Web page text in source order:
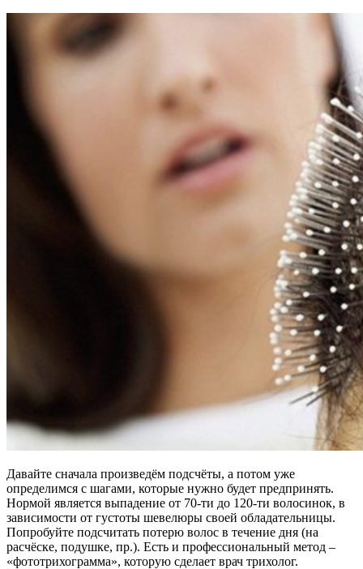
Давайте сначала произведём подсчёты, а потом уже
определимся с шагами, которые нужно будет предпринять.
Нормой является выпадение от 70-ти до 120-ти волосинок, в
зависимости от густоты шевелюры своей обладательницы.
Попробуйте подсчитать потерю волос в течение дня (на
расчёске, подушке, пр.). Есть и профессиональный метод –
«фототрихограмма», которую сделает врач трихолог.